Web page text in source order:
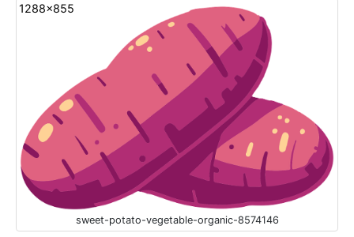
1288x855
sweet-potato-vegetable-organic-8574146